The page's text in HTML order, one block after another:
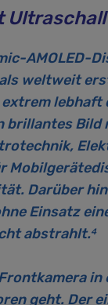
AMOLED-
weltweit
lebhaft
Bild
Darüber
Einsatz
abstrahlt.4
in
geht. Der